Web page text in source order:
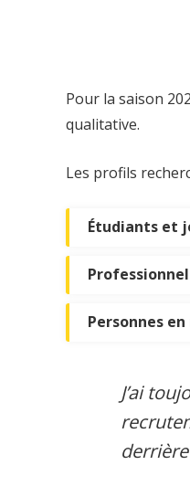
Pour la saison
qualitative.
Les profils
Étudiants et
Personnes
J’ai